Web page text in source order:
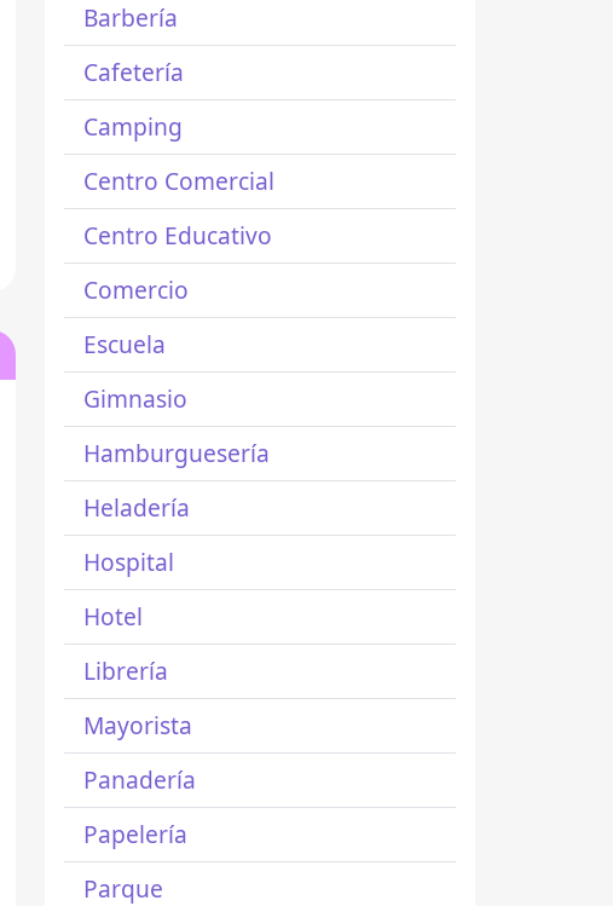
Barbería
Cafetería
Camping
Centro Comercial
Centro Educativo
Comercio
Escuela
Gimnasio
Hamburguesería
Heladería
Hospital
Hotel
Librería
Mayorista
Panadería
Papelería
Parque